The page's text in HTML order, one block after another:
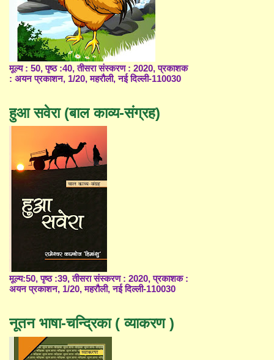
मूल्य : 50, पृष्ठ :40, तीसरा संस्करण : 2020, प्रकाशक
: अयन प्रकाशन, 1/20, महरौली, नई दिल्ली-110030
हुआ सवेरा (बाल काव्य-संग्रह)
मूल्य:50, पृष्ठ :39, तीसरा संस्करण : 2020, प्रकाशक :
अयन प्रकाशन, 1/20, महरौली, नई दिल्ली-110030
नूतन भाषा-चन्द्रिका ( व्याकरण )